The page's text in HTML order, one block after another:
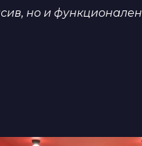
но и функционален